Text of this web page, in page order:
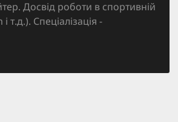
Досвід роботи в спортивній
Спеціалізація -